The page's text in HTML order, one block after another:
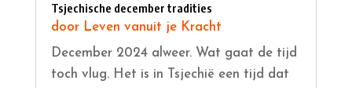
Tsjechische december tradities
door Leven vanuit je Kracht
December 2024 alweer. Wat gaat de tijd
toch vlug. Het is in Tsjechië een tijd dat